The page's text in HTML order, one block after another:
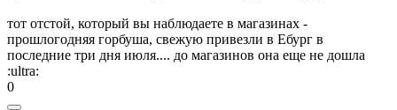
тот отстой, который вы наблюдаете в магазинах -
прошлогодняя горбуша, свежую привезли в Ебург в
последние три дня июля.... до магазинов она еще не дошла
:ultra:
0